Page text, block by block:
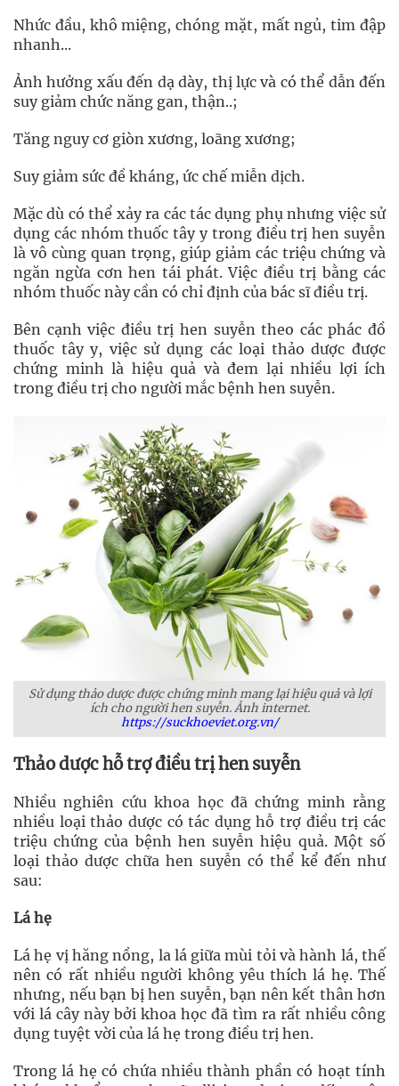
Nhức đầu, khô miệng, chóng mặt, mất ngủ, tim đập
nhanh...
Ảnh hưởng xấu đến dạ dày, thị lực và có thể dẫn đến
suy giảm chức năng gan, thận..;
Tăng nguy cơ giòn xương, loãng xương;
Suy giảm sức đề kháng, ức chế miễn dịch.
Mặc dù có thể xảy ra các tác dụng phụ nhưng việc sử
dụng các nhóm thuốc tây y trong điều trị hen suyễn
là vô cùng quan trọng, giúp giảm các triệu chứng và
ngăn ngừa cơn hen tái phát. Việc điều trị bằng các
nhóm thuốc này cần có chỉ định của bác sĩ điều trị.
Bên cạnh việc điều trị hen suyễn theo các phác đồ
thuốc tây y, việc sử dụng các loại thảo dược được
chứng minh là hiệu quả và đem lại nhiều lợi ích
trong điều trị cho người mắc bệnh hen suyễn.
Sử dụng thảo dược được chứng minh mang lại hiệu quả và lợi
ích cho người hen suyễn. Ảnh internet.
https://suckhoeviet.org.vn/
Thảo dược hỗ trợ điều trị hen suyễn
Nhiều nghiên cứu khoa học đã chứng minh rằng
nhiều loại thảo dược có tác dụng hỗ trợ điều trị các
triệu chứng của bệnh hen suyễn hiệu quả. Một số
loại thảo dược chữa hen suyễn có thể kể đến như
sau:
Lá hẹ
Lá hẹ vị hăng nồng, la lá giữa mùi tỏi và hành lá, thế
nên có rất nhiều người không yêu thích lá hẹ. Thế
nhưng, nếu bạn bị hen suyễn, bạn nên kết thân hơn
với lá cây này bởi khoa học đã tìm ra rất nhiều công
dụng tuyệt vời của lá hẹ trong điều trị hen.
Trong lá hẹ có chứa nhiều thành phần có hoạt tính